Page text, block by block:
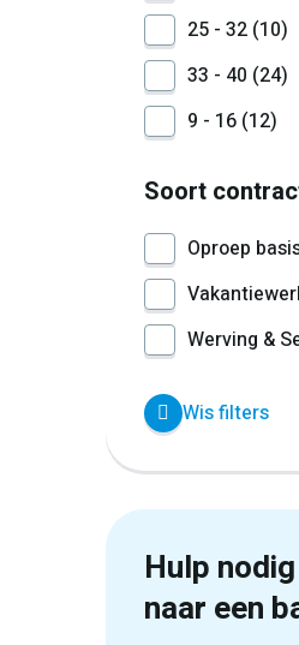
25 - 32 10
33 - 40 24
9 - 16 12
Soort
Oproep
Werving &
Wis filters
Hulp
naar een